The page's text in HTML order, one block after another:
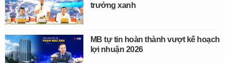
trưởng xanh
MB tự tin hoàn thành vượt kế hoạch
lợi nhuận 2026